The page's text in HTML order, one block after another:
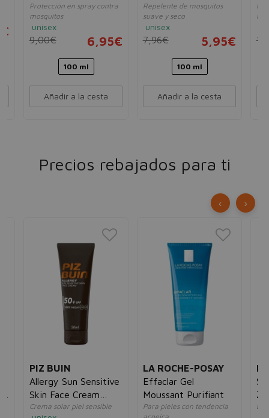
Protección en spray contra
mosquitos
unisex
9,00€ 6,95€
100 ml
Añadir a la cesta
Mosquitos
Repelente de mosquitos
suave y seco
unisex
7,96€ 5,95€
100 ml
Añadir a la cesta
Precios rebajados para ti
PIZ BUIN
Allergy Sun Sensitive
Skin Face Cream
SPF50
Crema solar piel sensible
LA ROCHE-POSAY
Effaclar Gel
Moussant Purifiant
Para pieles con tendencia
‹ ›